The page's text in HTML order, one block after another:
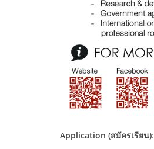
Application (สมัครเรียน):